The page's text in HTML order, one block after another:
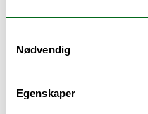
Nødvendig
Egenskaper
Kortnytt fra Det